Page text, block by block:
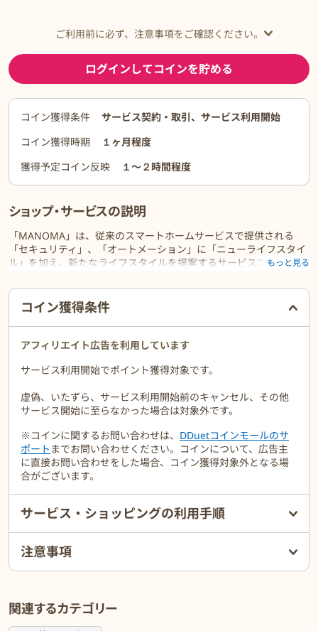
ご利用前に必ず、注意事項をご確認ください。
ログインしてコインを貯める
コイン獲得条件
サービス契約・取引、サービス利用開始
コイン獲得時期
１ヶ月程度
獲得予定コイン反映
１〜２時間程度
ショップ・サービスの説明
「MANOMA」は、従来のスマートホームサービスで提供される
「セキュリティ」、「オートメーション」に「ニューライフスタイ
ル」を加え、新たなライフスタイルを提案するサービスです。
は、洗練されたデザインで日常生活に自然に溶け込みます。
また、独自の解錠アルゴリズム（*1）により遠隔地から安全に玄関
扉を解施錠できるため、家事代行のような生活支援サービス事業者
などに鍵を預けることへの不安を解消し、不在宅でも安心してサー
ビスを利用することが可能になります。多様なライフスタイルに適
す。
もっと見る
ご利用前に必ずお読みください
コイン獲得条件
アフィリエイト広告を利用しています
サービス利用開始でポイント獲得対象です。
虚偽、いたずら、サービス利用開始前のキャンセル、その他
サービス開始に至らなかった場合は対象外です。
※コインに関するお問い合わせは、 DDuetコインモールのサ
ポート までお問い合わせください。コインについて、広告主
に直接お問い合わせをした場合、コイン獲得対象外となる場
合がございます。
サービス・ショッピングの利用手順
注意事項
関連するカテゴリー